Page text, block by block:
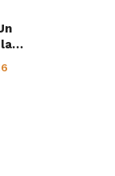
la…